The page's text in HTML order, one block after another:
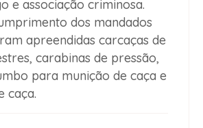
e associação criminosa.
dos mandados
apreendidas carcaças de
carabinas de pressão,
para munição de caça e
caça.